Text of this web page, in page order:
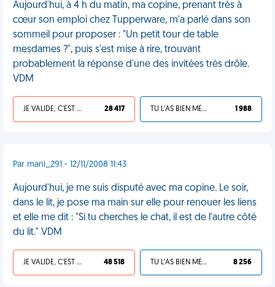
Aujourd'hui, à 4 h du matin, ma copine, prenant très à
cœur son emploi chez Tupperware, m'a parlé dans son
sommeil pour proposer : "Un petit tour de table
mesdames ?", puis s'est mise à rire, trouvant
probablement la réponse d'une des invitées très drôle.
VDM
JE VALIDE, C'EST UNE VDM 28 417 TU L'AS BIEN MÉRITÉ 1 988
Par mani_291 - 12/11/2008 11:43
Aujourd'hui, je me suis disputé avec ma copine. Le soir,
dans le lit, je pose ma main sur elle pour renouer les liens
et elle me dit : "Si tu cherches le chat, il est de l'autre côté
du lit." VDM
JE VALIDE, C'EST UNE VDM 48 518 TU L'AS BIEN MÉRITÉ 8 256